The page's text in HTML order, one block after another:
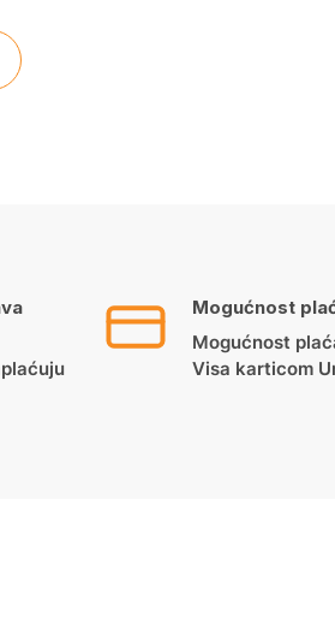
Mogućnost
Mogućnost
Visa karticom